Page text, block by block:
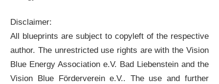
Disclaimer:
All blueprints are subject to copyleft of the respective
author. The unrestricted use rights are with the Vision
Blue Energy Association e.V. Bad Liebenstein and the
Vision Blue Förderverein e.V.. The use and further